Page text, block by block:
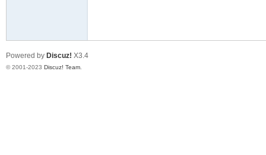
Powered by Discuz! X3.4
© 2001-2023 Discuz! Team